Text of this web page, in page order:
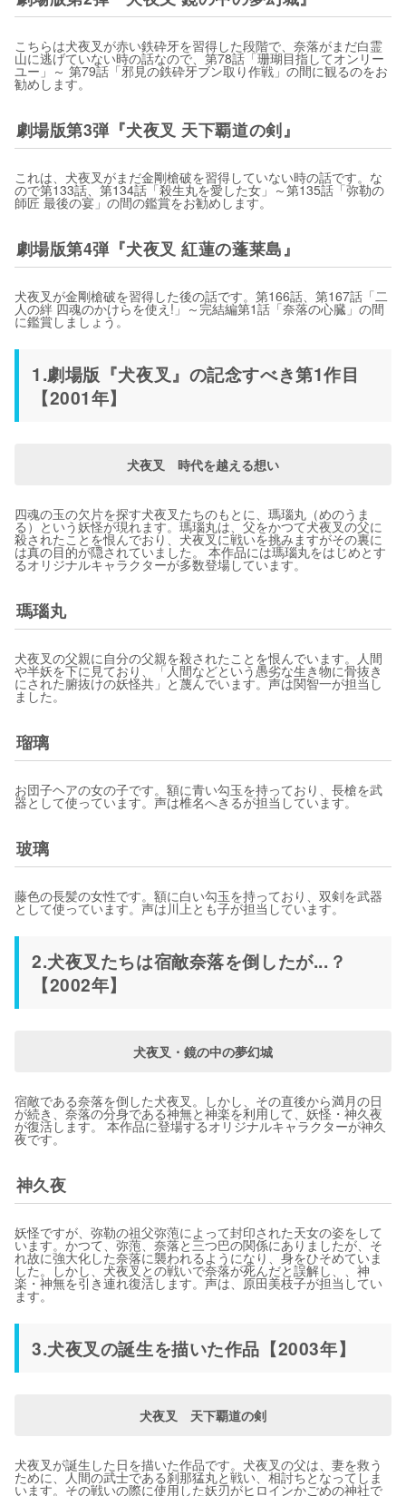
こちらは犬夜叉が赤い鉄砕牙を習得した段階で、奈落がまだ白霊
山に逃げていない時の話なので、第78話「珊瑚目指してオンリー
ユー」～ 第79話「邪見の鉄砕牙ブン取り作戦」の間に観るのをお
勧めします。
劇場版第3弾『犬夜叉 天下覇道の剣』
これは、犬夜叉がまだ金剛槍破を習得していない時の話です。な
ので第133話、第134話「殺生丸を愛した女」～第135話「弥勒の
師匠 最後の宴」の間の鑑賞をお勧めします。
劇場版第4弾『犬夜叉 紅蓮の蓬莱島』
犬夜叉が金剛槍破を習得した後の話です。第166話、第167話「二
人の絆 四魂のかけらを使え!」～完結編第1話「奈落の心臓」の間
に鑑賞しましょう。
1.劇場版『犬夜叉』の記念すべき第1作目
【2001年】
犬夜叉 時代を越える想い
四魂の玉の欠片を探す犬夜叉たちのもとに、瑪瑙丸（めのうま
る）という妖怪が現れます。瑪瑙丸は、父をかつて犬夜叉の父に
殺されたことを恨んでおり、犬夜叉に戦いを挑みますがその裏に
は真の目的が隠されていました。 本作品には瑪瑙丸をはじめとす
るオリジナルキャラクターが多数登場しています。
瑪瑙丸
犬夜叉の父親に自分の父親を殺されたことを恨んでいます。人間
や半妖を下に見ており、「人間などという愚劣な生き物に骨抜き
にされた腑抜けの妖怪共」と蔑んでいます。声は関智一が担当し
ました。
瑠璃
お団子ヘアの女の子です。額に青い勾玉を持っており、長槍を武
器として使っています。声は椎名へきるが担当しています。
玻璃
藤色の長髪の女性です。額に白い勾玉を持っており、双剣を武器
として使っています。声は川上とも子が担当しています。
2.犬夜叉たちは宿敵奈落を倒したが...？
【2002年】
犬夜叉・鏡の中の夢幻城
宿敵である奈落を倒した犬夜叉。しかし、その直後から満月の日
が続き、奈落の分身である神無と神楽を利用して、妖怪・神久夜
が復活します。 本作品に登場するオリジナルキャラクターが神久
夜です。
神久夜
妖怪ですが、弥勒の祖父弥萢によって封印された天女の姿をして
います。かつて、弥萢、奈落と三つ巴の関係にありましたが、そ
れ故に強大化した奈落に襲われるようになり、身をひそめていま
した。しかし、犬夜叉との戦いで奈落が死んだと誤解し、、神
楽・神無を引き連れ復活します。声は、原田美枝子が担当してい
ます。
3.犬夜叉の誕生を描いた作品【2003年】
犬夜叉 天下覇道の剣
犬夜叉が誕生した日を描いた作品です。犬夜叉の父は、妻を救う
ために、人間の武士である刹那猛丸と戦い、相討ちとなってしま
います。その戦いの際に使用した妖刃がヒロインかごめの神社で